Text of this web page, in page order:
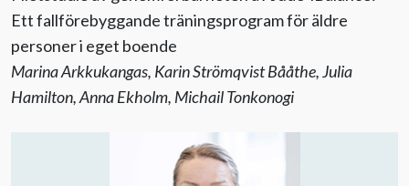
Ett fallförebyggande träningsprogram för äldre
personer i eget boende
Marina Arkkukangas, Karin Strömqvist Bååthe, Julia
Hamilton, Anna Ekholm, Michail Tonkonogi